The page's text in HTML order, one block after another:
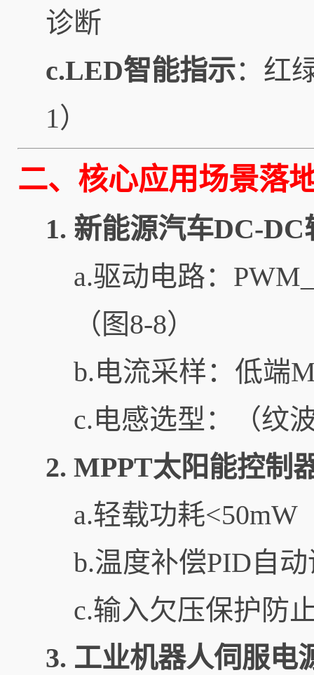
诊断
c.LED智能指示：红
1）
二、核心应用场景落
1. 新能源汽车DC-
a.驱动电路：
（图8-8）
b.电流采样：低端
c.电感选型：
（纹
2. MPPT太阳能控制
a.轻载功耗
b.温度补偿PID自
c.输入欠压保护防
3. 工业机器人伺服电